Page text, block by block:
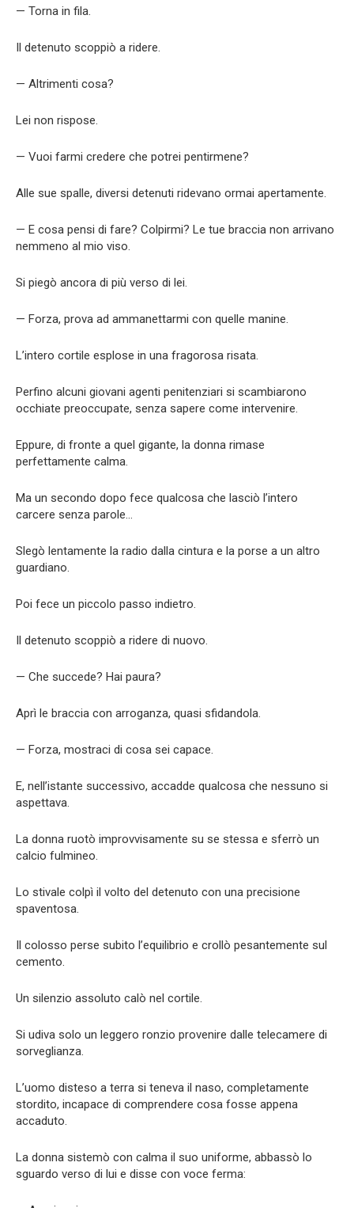
— Torna in fila.
Il detenuto scoppiò a ridere.
— Altrimenti cosa?
Lei non rispose.
— Vuoi farmi credere che potrei pentirmene?
Alle sue spalle, diversi detenuti ridevano ormai apertamente.
— E cosa pensi di fare? Colpirmi? Le tue braccia non arrivano
nemmeno al mio viso.
Si piegò ancora di più verso di lei.
— Forza, prova ad ammanettarmi con quelle manine.
L’intero cortile esplose in una fragorosa risata.
Perfino alcuni giovani agenti penitenziari si scambiarono
occhiate preoccupate, senza sapere come intervenire.
Eppure, di fronte a quel gigante, la donna rimase
perfettamente calma.
Ma un secondo dopo fece qualcosa che lasciò l’intero
carcere senza parole…
Slegò lentamente la radio dalla cintura e la porse a un altro
guardiano.
Poi fece un piccolo passo indietro.
Il detenuto scoppiò a ridere di nuovo.
— Che succede? Hai paura?
Aprì le braccia con arroganza, quasi sfidandola.
— Forza, mostraci di cosa sei capace.
E, nell’istante successivo, accadde qualcosa che nessuno si
aspettava.
La donna ruotò improvvisamente su se stessa e sferrò un
calcio fulmineo.
Lo stivale colpì il volto del detenuto con una precisione
spaventosa.
Il colosso perse subito l’equilibrio e crollò pesantemente sul
cemento.
Un silenzio assoluto calò nel cortile.
Si udiva solo un leggero ronzio provenire dalle telecamere di
sorveglianza.
L’uomo disteso a terra si teneva il naso, completamente
stordito, incapace di comprendere cosa fosse appena
accaduto.
La donna sistemò con calma il suo uniforme, abbassò lo
sguardo verso di lui e disse con voce ferma: